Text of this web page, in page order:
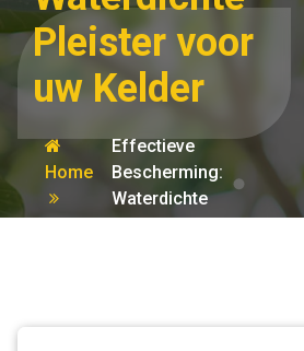
Pleister voor
uw Kelder
Home
kelder
Effectieve
Bescherming:
Waterdichte
Pleister voor uw